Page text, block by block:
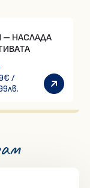
– НАСЛАДА
€ /
лв.